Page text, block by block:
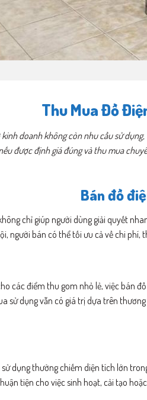
Thu Mua Đồ
doanh không còn nhu cầu sử
được định giá đúng và thu mua
Bán đồ
chỉ giúp người dùng giải quyết
người bán có thể tối ưu cả về chi phí,
các điểm thu gom nhỏ lẻ, việc bán
sử dụng vẫn có giá trị dựa trên
dụng thường chiếm diện tích lớn
tiện cho việc sinh hoạt, cải tạo